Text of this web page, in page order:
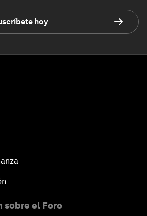
hoy
sobre el Foro